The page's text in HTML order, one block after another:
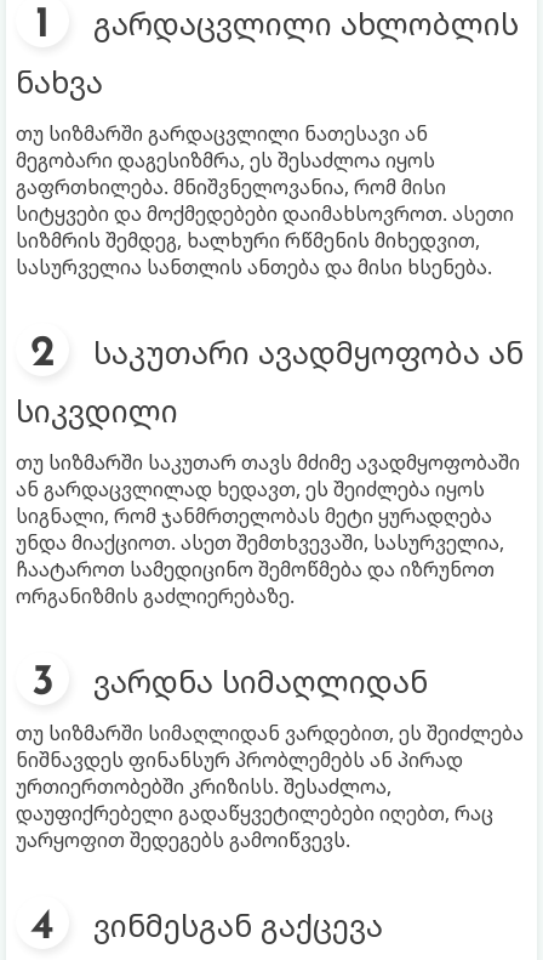
გარდაცვლილი ახლობლის
ნახვა
თუ სიზმარში გარდაცვლილი ნათესავი ან
მეგობარი დაგესიზმრა, ეს შესაძლოა იყოს
გაფრთხილება. მნიშვნელოვანია, რომ მისი
სიტყვები და მოქმედებები დაიმახსოვროთ. ასეთი
სიზმრის შემდეგ, ხალხური რწმენის მიხედვით,
სასურველია სანთლის ანთება და მისი ხსენება.
საკუთარი ავადმყოფობა ან
სიკვდილი
თუ სიზმარში საკუთარ თავს მძიმე ავადმყოფობაში
ან გარდაცვლილად ხედავთ, ეს შეიძლება იყოს
სიგნალი, რომ ჯანმრთელობას მეტი ყურადღება
უნდა მიაქციოთ. ასეთ შემთხვევაში, სასურველია,
ჩაატაროთ სამედიცინო შემოწმება და იზრუნოთ
ორგანიზმის გაძლიერებაზე.
ვარდნა სიმაღლიდან
თუ სიზმარში სიმაღლიდან ვარდებით, ეს შეიძლება
ნიშნავდეს ფინანსურ პრობლემებს ან პირად
ურთიერთობებში კრიზისს. შესაძლოა,
დაუფიქრებელი გადაწყვეტილებები იღებთ, რაც
უარყოფით შედეგებს გამოიწვევს.
ვინმესგან გაქცევა